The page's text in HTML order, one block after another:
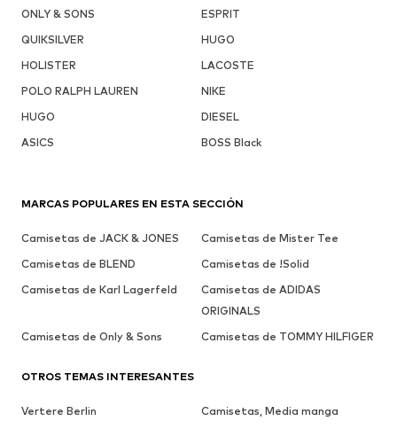
ONLY & SONS
ESPRIT
QUIKSILVER
HUGO
HOLISTER
LACOSTE
POLO RALPH LAUREN
NIKE
HUGO
DIESEL
ASICS
BOSS Black
MARCAS POPULARES EN ESTA SECCIÓN
Camisetas de JACK & JONES
Camisetas de Mister Tee
Camisetas de BLEND
Camisetas de !Solid
Camisetas de Karl Lagerfeld
Camisetas de ADIDAS
ORIGINALS
Camisetas de Only & Sons
Camisetas de TOMMY HILFIGER
OTROS TEMAS INTERESANTES
Vertere Berlin
Camisetas, Media manga